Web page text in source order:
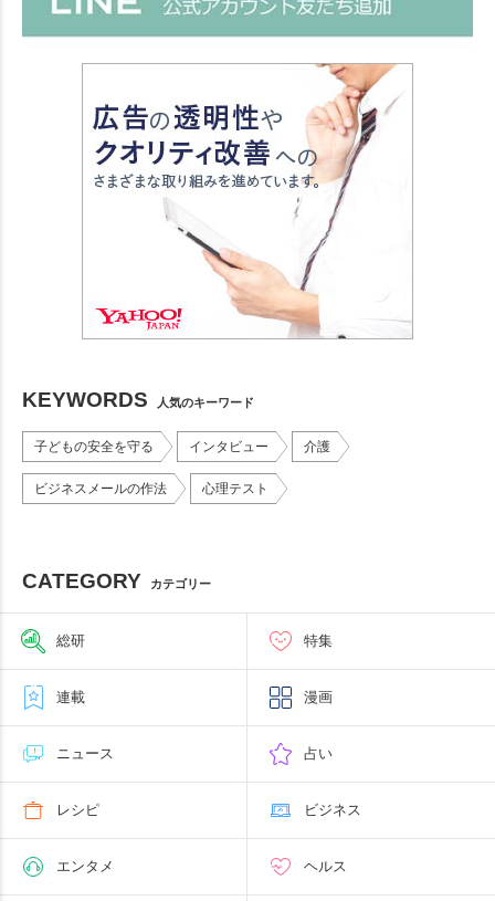
KEYWORDS 人気のキーワード
子どもの安全を守る インタビュー 介護
ビジネスメールの作法 心理テスト
CATEGORY カテゴリー
総研 特集
連載 漫画
ニュース 占い
レシピ ビジネス
エンタメ ヘルス